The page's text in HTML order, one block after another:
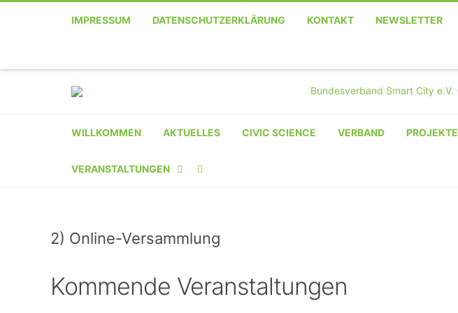
IMPRESSUM DATENSCHUTZERKLÄRUNG KONTAKT NEWSLETTER
WILLKOMMEN AKTUELLES CIVIC SCIENCE VERBAND PROJEKTE
VERANSTALTUNGEN
VERANSTALTER-
VERANSTALTUNG
2) Online-Versammlung
Kommende Veranstaltungen